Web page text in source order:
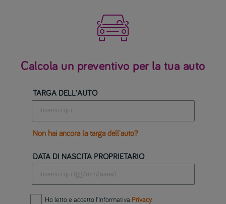

Calcola un preventivo per la tua auto
TARGA DELL'AUTO
Non hai ancora la targa dell'auto?
DATA DI NASCITA PROPRIETARIO
Ho letto e accetto l’Informativa Privacy